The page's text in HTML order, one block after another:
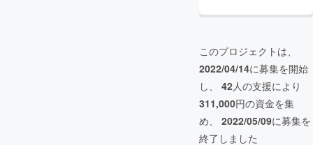
このプロジェクトは、
2022/04/14に募集を開始
し、 42人の支援により
311,000円の資金を集
め、 2022/05/09に募集を
終了しました